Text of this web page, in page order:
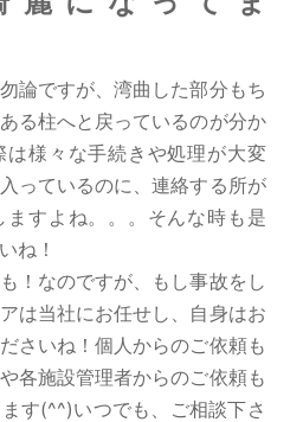
論ですが、湾曲した部分もち
る柱へと戻っているのが分か
は様々な手続きや処理が大変
っているのに、連絡する所が
すよね。。。そんな時も是
ね！
！なのですが、もし事故をし
は当社にお任せし、自身はお
さいね！個人からのご依頼も
各施設管理者からのご依頼も
す(^^)いつでも、ご相談下さ